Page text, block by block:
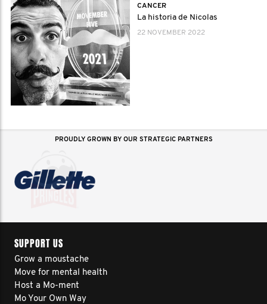
CANCER
La historia de Nicolas
22 NOVEMBER 2022
PROUDLY GROWN BY OUR STRATEGIC PARTNERS
SUPPORT US
Grow a moustache
Move for mental health
Host a Mo-ment
Mo Your Own Way